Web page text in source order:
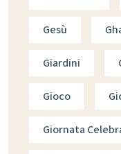
Gesù
Giardini
Gioco
Giornata